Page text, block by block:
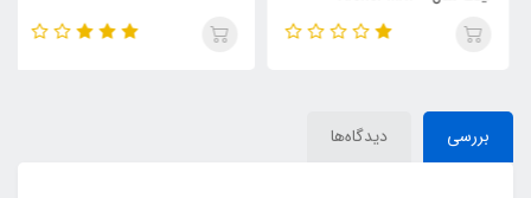
بررسی دیدگاه‌ها